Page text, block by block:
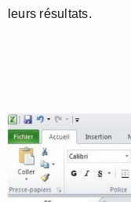
leurs résultats.